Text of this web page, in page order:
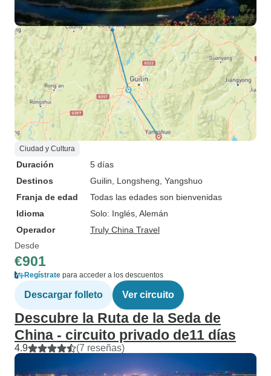
Ciudad y Cultura
Duración
5 días
Destinos
Guilin , Longsheng , Yangshuo
Franja de edad
Todas las edades son bienvenidas
Idioma
Solo: Inglés, Alemán
Operador
Truly China Travel
Desde
€901
Regístrate para acceder a los descuentos
Descargar folleto Ver circuito
Descubre la Ruta de la Seda de
China - circuito privado de11 días
4.9 (7 reseñas)